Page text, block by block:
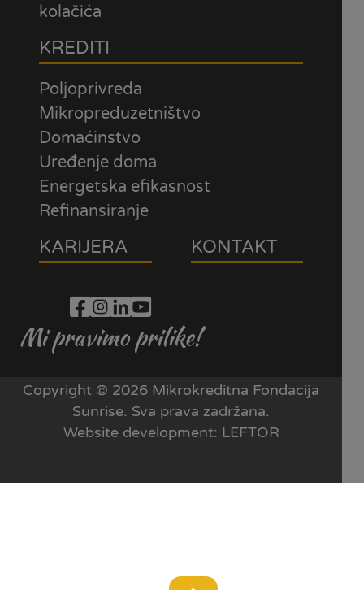
kolačića
KREDITI
Poljoprivreda
Mikropreduzetništvo
Domaćinstvo
Uređenje doma
Energetska efikasnost
Refinansiranje
KARIJERA KONTAKT
Mi pravimo prilike!
Copyright © 2026 Mikrokreditna Fondacija
Sunrise. Sva prava zadržana.
Website development: LEFTOR